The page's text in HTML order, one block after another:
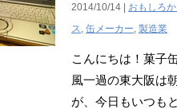
2014/10/14 | おもしろ
ス, 缶メーカー, 製造業
こんにちは！菓子
風一過の東大阪は
が、今日もいつも